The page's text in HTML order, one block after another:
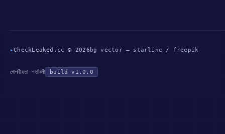
▸CheckLeaked.cc © 2026 bg vector — starline / freepik
গোপনীয়তা ·শর্তাবলী build v1.0.0